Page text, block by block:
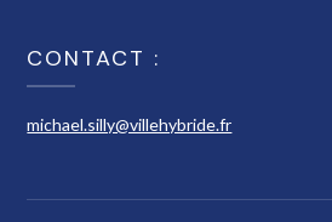
CONTACT :
michael.silly@villehybride.fr